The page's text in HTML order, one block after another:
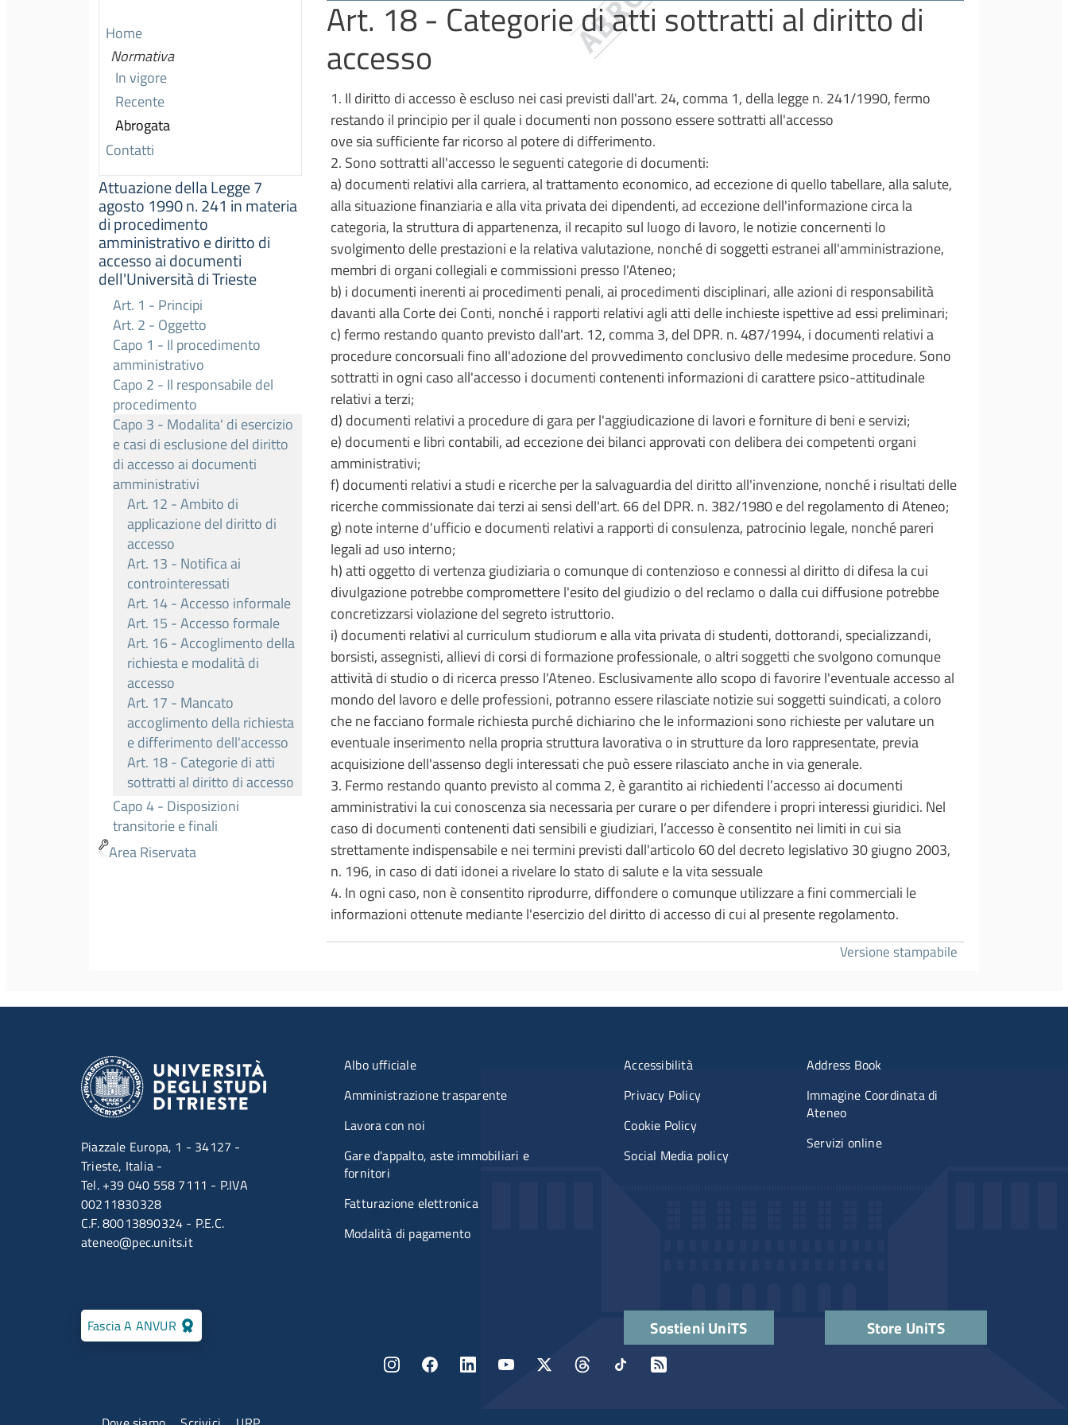
Home
Normativa
In vigore
Recente
Abrogata
Contatti
Attuazione della Legge 7
agosto 1990 n. 241 in materia
di procedimento
amministrativo e diritto di
accesso ai documenti
dell'Università di Trieste
Art. 1 - Principi
Art. 2 - Oggetto
Capo 1 - Il procedimento
amministrativo
Capo 2 - Il responsabile del
procedimento
Capo 3 - Modalita' di esercizio
e casi di esclusione del diritto
di accesso ai documenti
amministrativi
Art. 12 - Ambito di
applicazione del diritto di
accesso
Art. 13 - Notifica ai
controinteressati
Art. 14 - Accesso informale
Art. 15 - Accesso formale
Art. 16 - Accoglimento della
richiesta e modalità di
accesso
Art. 17 - Mancato
accoglimento della richiesta
e differimento dell'accesso
Art. 18 - Categorie di atti
sottratti al diritto di accesso
Capo 4 - Disposizioni
transitorie e finali
Area Riservata
Art. 18 - Categorie di atti sottratti al diritto di
accesso
1. Il diritto di accesso è escluso nei casi previsti dall'art. 24, comma 1, della legge n. 241/1990, fermo
restando il principio per il quale i documenti non possono essere sottratti all'accesso
ove sia sufficiente far ricorso al potere di differimento.
2. Sono sottratti all'accesso le seguenti categorie di documenti:
a) documenti relativi alla carriera, al trattamento economico, ad eccezione di quello tabellare, alla salute,
alla situazione finanziaria e alla vita privata dei dipendenti, ad eccezione dell'informazione circa la
categoria, la struttura di appartenenza, il recapito sul luogo di lavoro, le notizie concernenti lo
svolgimento delle prestazioni e la relativa valutazione, nonché di soggetti estranei all'amministrazione,
membri di organi collegiali e commissioni presso l'Ateneo;
b) i documenti inerenti ai procedimenti penali, ai procedimenti disciplinari, alle azioni di responsabilità
davanti alla Corte dei Conti, nonché i rapporti relativi agli atti delle inchieste ispettive ad essi preliminari;
c) fermo restando quanto previsto dall'art. 12, comma 3, del DPR. n. 487/1994, i documenti relativi a
procedure concorsuali fino all'adozione del provvedimento conclusivo delle medesime procedure. Sono
sottratti in ogni caso all'accesso i documenti contenenti informazioni di carattere psico-attitudinale
relativi a terzi;
d) documenti relativi a procedure di gara per l'aggiudicazione di lavori e forniture di beni e servizi;
e) documenti e libri contabili, ad eccezione dei bilanci approvati con delibera dei competenti organi
amministrativi;
f) documenti relativi a studi e ricerche per la salvaguardia del diritto all'invenzione, nonché i risultati delle
ricerche commissionate dai terzi ai sensi dell'art. 66 del DPR. n. 382/1980 e del regolamento di Ateneo;
g) note interne d'ufficio e documenti relativi a rapporti di consulenza, patrocinio legale, nonché pareri
legali ad uso interno;
h) atti oggetto di vertenza giudiziaria o comunque di contenzioso e connessi al diritto di difesa la cui
divulgazione potrebbe compromettere l'esito del giudizio o del reclamo o dalla cui diffusione potrebbe
concretizzarsi violazione del segreto istruttorio.
i) documenti relativi al curriculum studiorum e alla vita privata di studenti, dottorandi, specializzandi,
borsisti, assegnisti, allievi di corsi di formazione professionale, o altri soggetti che svolgono comunque
attività di studio o di ricerca presso l'Ateneo. Esclusivamente allo scopo di favorire l'eventuale accesso al
mondo del lavoro e delle professioni, potranno essere rilasciate notizie sui soggetti suindicati, a coloro
che ne facciano formale richiesta purché dichiarino che le informazioni sono richieste per valutare un
eventuale inserimento nella propria struttura lavorativa o in strutture da loro rappresentate, previa
acquisizione dell'assenso degli interessati che può essere rilasciato anche in via generale.
3. Fermo restando quanto previsto al comma 2, è garantito ai richiedenti l’accesso ai documenti
amministrativi la cui conoscenza sia necessaria per curare o per difendere i propri interessi giuridici. Nel
caso di documenti contenenti dati sensibili e giudiziari, l’accesso è consentito nei limiti in cui sia
strettamente indispensabile e nei termini previsti dall'articolo 60 del decreto legislativo 30 giugno 2003,
n. 196, in caso di dati idonei a rivelare lo stato di salute e la vita sessuale
4. In ogni caso, non è consentito riprodurre, diffondere o comunque utilizzare a fini commerciali le
informazioni ottenute mediante l'esercizio del diritto di accesso di cui al presente regolamento.
Versione stampabile
Piazzale Europa, 1 - 34127 -
Trieste, Italia -
Tel. +39 040 558 7111 - P.IVA
00211830328
C.F. 80013890324 - P.E.C.
ateneo@pec.units.it
Fascia A ANVUR
Menu organizzazione
Albo ufficiale
Amministrazione trasparente
Lavora con noi
Gare d'appalto, aste immobiliari e
fornitori
Fatturazione elettronica
Modalità di pagamento
Menù riferimenti
Accessibilità
Privacy Policy
Cookie Policy
Social Media policy
Menu portale
Address Book
Immagine Coordinata di
Ateneo
Servizi online
Quick links
Sostieni UniTS Store UniTS
Menu social